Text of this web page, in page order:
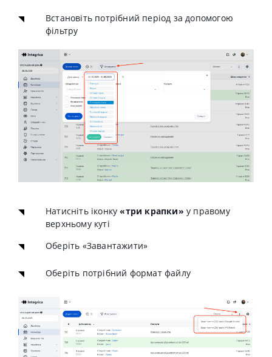
Встановіть потрібний період за допомогою
фільтру
Натисніть іконку«три крапки» у правому
верхньому куті
Оберіть «Завантажити»
Оберіть потрібний формат файлу